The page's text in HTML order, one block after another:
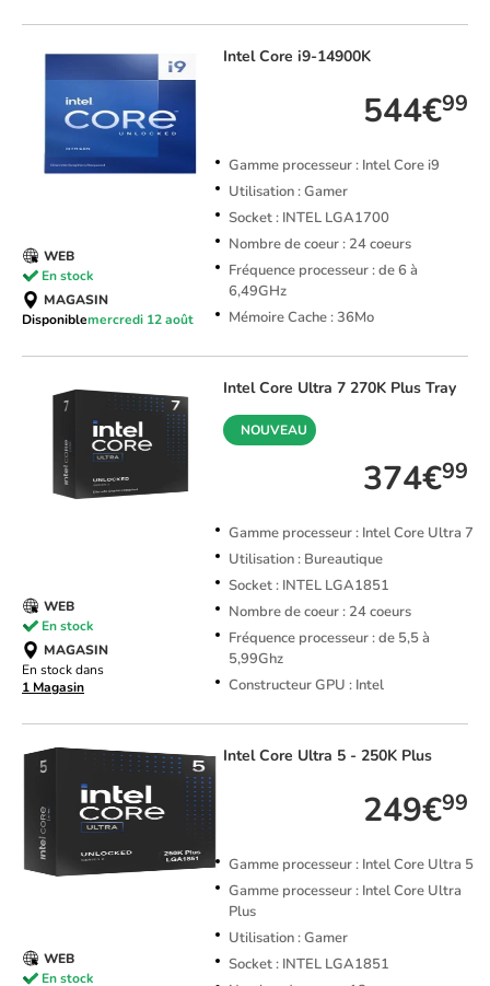
IntelCore i9-14900K
544€99
Gamme processeur : Intel Core i9
Utilisation : Gamer
Socket : INTEL LGA1700
Nombre de coeur : 24 coeurs
Fréquence processeur : de 6 à
6,49GHz
Mémoire Cache : 36Mo
WEB
En stock
MAGASIN
Disponiblemercredi 12 août
IntelCore Ultra 7 270K Plus Tray
NOUVEAU
374€99
Gamme processeur : Intel Core Ultra 7
Utilisation : Bureautique
Socket : INTEL LGA1851
Nombre de coeur : 24 coeurs
Fréquence processeur : de 5,5 à
5,99Ghz
Constructeur GPU : Intel
WEB
En stock
MAGASIN
En stock dans
1 Magasin
IntelCore Ultra 5 - 250K Plus
249€99
Gamme processeur : Intel Core Ultra 5
Gamme processeur : Intel Core Ultra
Plus
Utilisation : Gamer
Socket : INTEL LGA1851
WEB
En stock